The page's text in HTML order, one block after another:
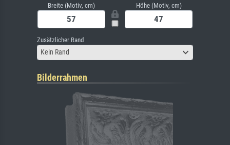
Breite (Motiv, cm) Höhe (Motiv, cm)
Zusätzlicher Rand
Kein Rand
Bilderrahmen